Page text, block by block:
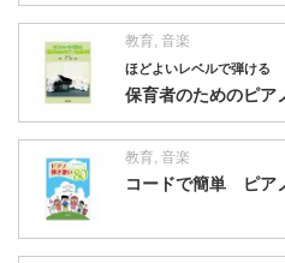
教育, 音楽
ほどよいレベルで弾ける
保育者のためのピア
教育, 音楽
コードで簡単 ピア